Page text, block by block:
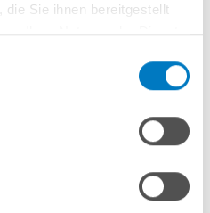
Sie ihnen bereitgestellt
PROFI 50 mm